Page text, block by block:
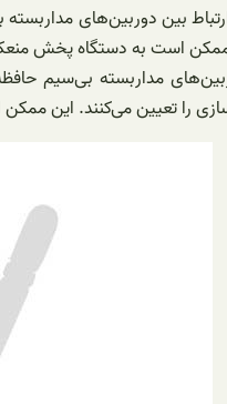
ارتباط بین دوربین‌های
ممکن است به دستگاه پخش
مداربسته بی‌سیم
را تعیین می‌کنند. این